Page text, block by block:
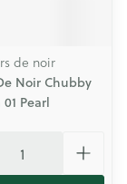
de noir
Noir Chubby
Pearl